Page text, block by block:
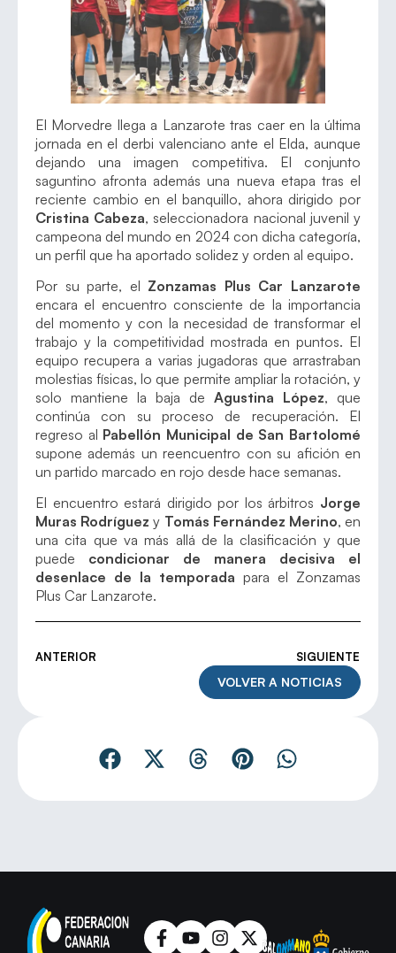
El Morvedre llega a Lanzarote tras caer en la última
jornada en el derbi valenciano ante el Elda, aunque
dejando una imagen competitiva. El conjunto
saguntino afronta además una nueva etapa tras el
reciente cambio en el banquillo, ahora dirigido por
Cristina Cabeza, seleccionadora nacional juvenil y
campeona del mundo en 2024 con dicha categoría,
un perfil que ha aportado solidez y orden al equipo.
Por su parte, el Zonzamas Plus Car Lanzarote
encara el encuentro consciente de la importancia
del momento y con la necesidad de transformar el
trabajo y la competitividad mostrada en puntos. El
equipo recupera a varias jugadoras que arrastraban
molestias físicas, lo que permite ampliar la rotación, y
solo mantiene la baja de Agustina López, que
continúa con su proceso de recuperación. El
regreso al Pabellón Municipal de San Bartolomé
supone además un reencuentro con su afición en
un partido marcado en rojo desde hace semanas.
El encuentro estará dirigido por los árbitros Jorge
Muras Rodríguez y Tomás Fernández Merino, en
una cita que va más allá de la clasificación y que
puede condicionar de manera decisiva el
desenlace de la temporada para el Zonzamas
Plus Car Lanzarote.
ANTERIOR SIGUIENTE
VOLVER A NOTICIAS